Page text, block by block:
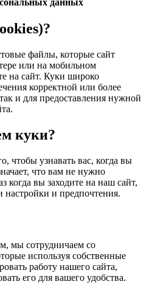
данных
файлы, которые сайт
или на мобильном
на сайт. Куки широко
корректной или более
и для предоставления нужной
куки?
чтобы узнавать вас, когда вы
что вам не нужно
когда вы заходите на наш сайт,
и предпочтения.
мы сотрудничаем со
используя собственные
работу нашего сайта,
его для вашего удобства.